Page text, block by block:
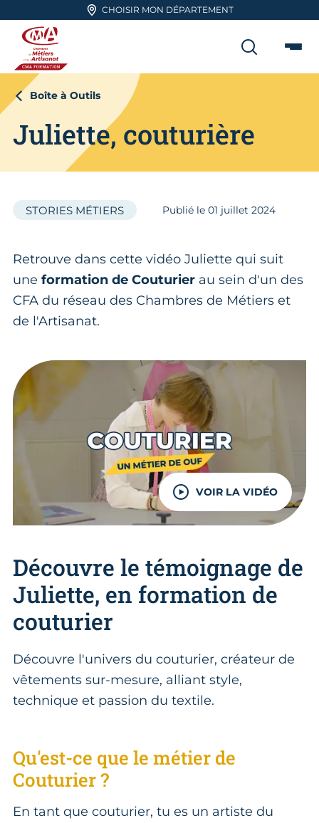
Aller en haut de pageCHOISIR MON DÉPARTEMENT
CMA FORMATION
Boîte à Outils
Juliette, couturière
STORIES MÉTIERS Publié le 01 juillet 2024
Retrouve dans cette vidéo Juliette qui suit
une formation de Couturier au sein d'un des
CFA du réseau des Chambres de Métiers et
de l'Artisanat.
VOIR LA VIDÉO
Découvre le témoignage de
Juliette, en formation de
couturier
Découvre l'univers du couturier, créateur de
vêtements sur-mesure, alliant style,
technique et passion du textile.
Qu'est-ce que le métier de
Couturier ?
En tant que couturier, tu es un artiste du